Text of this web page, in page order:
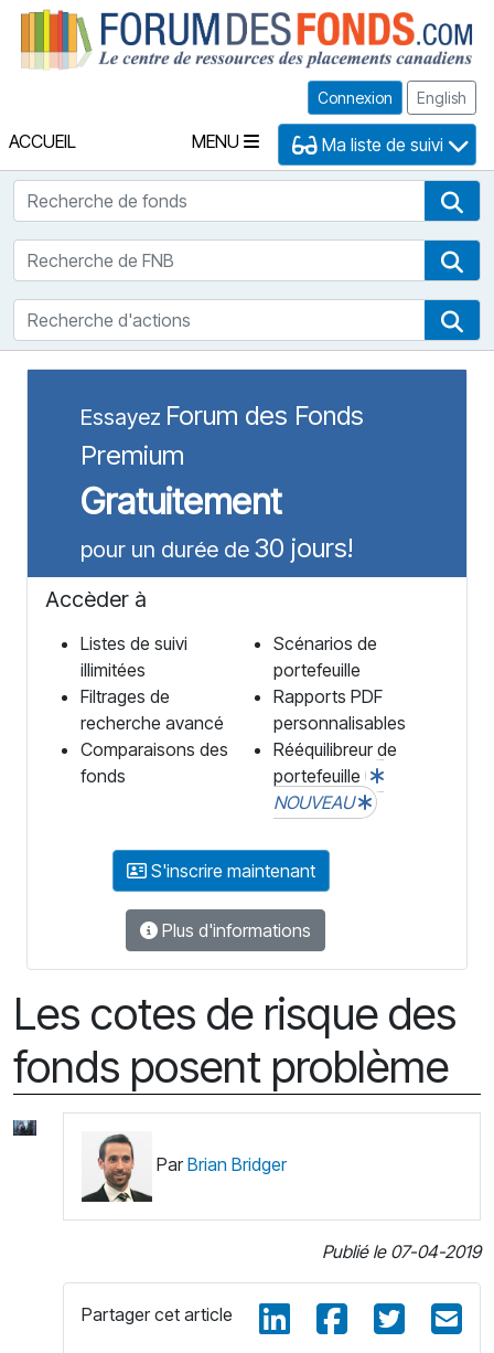
Connexion English
ACCUEIL MENU Ma liste de suivi
Recherche de fonds
Recherche de FNB
Recherche d'actions
Essayez Forum des Fonds
Premium
Gratuitement
pour un durée de 30 jours!
Accèder à
Listes de suivi
illimitées
Filtrages de
recherche avancé
Comparaisons des
fonds
Scénarios de
portefeuille
Rapports PDF
personnalisables
Rééquilibreur de
portefeuille
NOUVEAU
S'inscrire maintenant
Plus d'informations
Les cotes de risque des
fonds posent problème
ParBrian Bridger
Publié le 07-04-2019
Partager cet article